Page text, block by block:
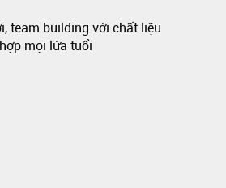
team building với chất liệu
mọi lứa tuổi